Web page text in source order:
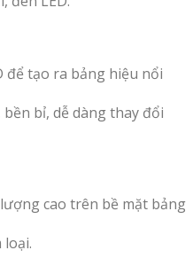
để tạo ra bảng hiệu nổi
bỉ, dễ dàng thay đổi
cao trên bề mặt bảng
loại.